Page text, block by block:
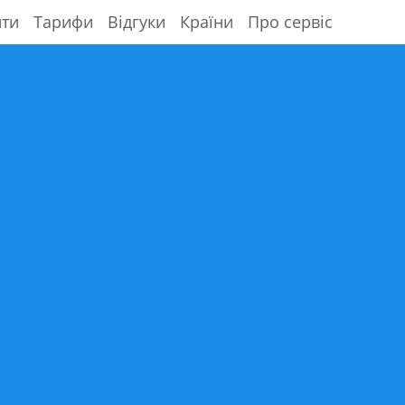
Тарифи Відгуки Країни Про сервіс